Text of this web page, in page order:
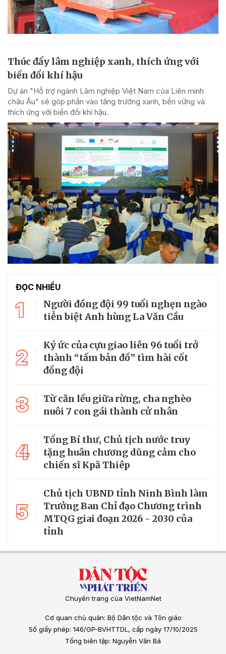
Thúc đẩy lâm nghiệp xanh, thích ứng với
biến đổi khí hậu
Dự án "Hỗ trợ ngành Lâm nghiệp Việt Nam của Liên minh
châu Âu" sẽ góp phần vào tăng trưởng xanh, bền vững và
thích ứng với biến đổi khí hậu.
ĐỌC NHIỀU
1
Người đồng đội 99 tuổi nghẹn ngào
tiễn biệt Anh hùng La Văn Cầu
2
Ký ức của cựu giao liên 96 tuổi trở
thành “tấm bản đồ” tìm hài cốt
đồng đội
3
Từ căn lều giữa rừng, cha nghèo
nuôi 7 con gái thành cử nhân
4
Tổng Bí thư, Chủ tịch nước truy
tặng huân chương dũng cảm cho
chiến sĩ Kpă Thiêp
5
Chủ tịch UBND tỉnh Ninh Bình làm
Trưởng Ban Chỉ đạo Chương trình
MTQG giai đoạn 2026 - 2030 của
tỉnh
Chuyên trang của VietNamNet
Cơ quan chủ quản: Bộ Dân tộc và Tôn giáo
Số giấy phép: 146/GP-BVHTTDL, cấp ngày 17/10/2025
Tổng biên tập: Nguyễn Văn Bá